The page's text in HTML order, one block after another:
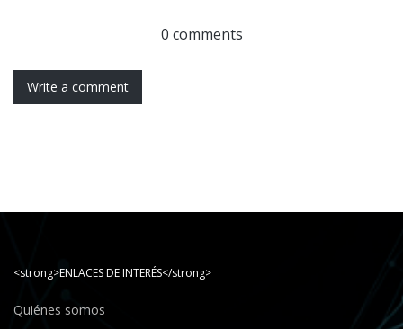
0 comments
Write a comment
<strong>ENLACES DE INTERÉS</strong>
Quiénes somos